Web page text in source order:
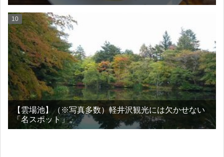
【雲場池】（※写真多数）軽井沢観光には欠かせない
「名スポット」。